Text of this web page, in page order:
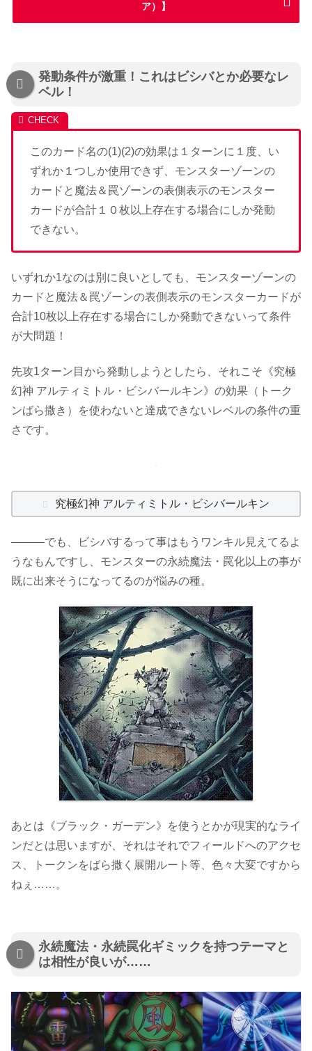
ア）】
発動条件が激重！これはビシバとか必要なレ
ベル！
このカード名の(1)(2)の効果は１ターンに１度、い
ずれか１つしか使用できず、モンスターゾーンの
カードと魔法＆罠ゾーンの表側表示のモンスター
カードが合計１０枚以上存在する場合にしか発動
できない。
いずれか1なのは別に良いとしても、モンスターゾーンの
カードと魔法＆罠ゾーンの表側表示のモンスターカードが
合計10枚以上存在する場合にしか発動できないって条件
が大問題！
先攻1ターン目から発動しようとしたら、それこそ《究極
幻神 アルティミトル・ビシバールキン》の効果（トーク
ンばら撒き）を使わないと達成できないレベルの条件の重
さです。
究極幻神 アルティミトル・ビシバールキン
―――でも、ビシバするって事はもうワンキル見えてるよ
うなもんですし、モンスターの永続魔法・罠化以上の事が
既に出来そうになってるのが悩みの種。
あとは《ブラック・ガーデン》を使うとかが現実的なライ
ンだとは思いますが、それはそれでフィールドへのアクセ
ス、トークンをばら撒く展開ルート等、色々大変ですから
ねぇ……。
永続魔法・永続罠化ギミックを持つテーマと
は相性が良いが……